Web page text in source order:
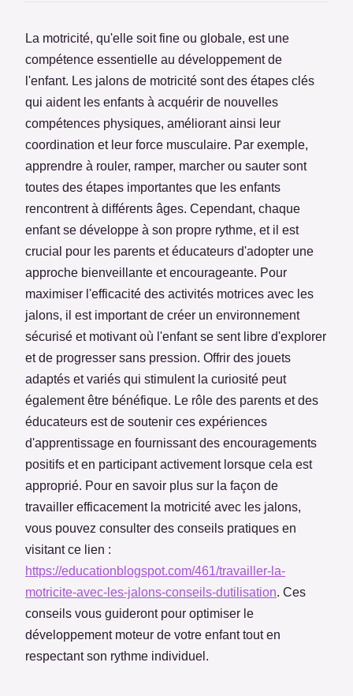
La motricité, qu'elle soit fine ou globale, est une
compétence essentielle au développement de
l'enfant. Les jalons de motricité sont des étapes clés
qui aident les enfants à acquérir de nouvelles
compétences physiques, améliorant ainsi leur
coordination et leur force musculaire. Par exemple,
apprendre à rouler, ramper, marcher ou sauter sont
toutes des étapes importantes que les enfants
rencontrent à différents âges. Cependant, chaque
enfant se développe à son propre rythme, et il est
crucial pour les parents et éducateurs d'adopter une
approche bienveillante et encourageante. Pour
maximiser l'efficacité des activités motrices avec les
jalons, il est important de créer un environnement
sécurisé et motivant où l'enfant se sent libre d'explorer
et de progresser sans pression. Offrir des jouets
adaptés et variés qui stimulent la curiosité peut
également être bénéfique. Le rôle des parents et des
éducateurs est de soutenir ces expériences
d'apprentissage en fournissant des encouragements
positifs et en participant activement lorsque cela est
approprié. Pour en savoir plus sur la façon de
travailler efficacement la motricité avec les jalons,
vous pouvez consulter des conseils pratiques en
visitant ce lien :
https://educationblogspot.com/461/travailler-la-
motricite-avec-les-jalons-conseils-dutilisation. Ces
conseils vous guideront pour optimiser le
développement moteur de votre enfant tout en
respectant son rythme individuel.